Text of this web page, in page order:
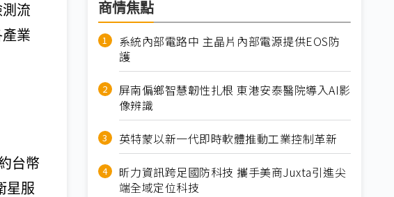
流
業
台幣
星服
商情焦點
系統內部電路中 主晶片內部電源提供EOS防
護
屏南偏鄉智慧韌性扎根 東港安泰醫院導入AI影
像辨識
英特蒙以新一代即時軟體推動工業控制革新
昕力資訊跨足國防科技 攜手美商Juxta引進尖
端全域定位科技